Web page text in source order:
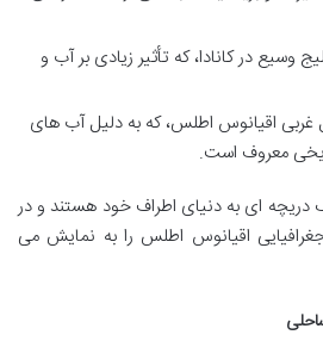
وسیع در کانادا، که تأثیر زیادی بر آب و
غربی اقیانوس اطلس، که به دلیل آب های
معروف است.
دریچه ای به دنیای اطراف خود هستند و در
اقیانوس اطلس را به نمایش می